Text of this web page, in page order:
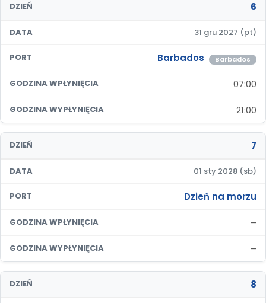
DZIEŃ 6
DATA 31 gru 2027 (pt)
PORT Barbados Barbados
GODZINA WPŁYNIĘCIA 07:00
GODZINA WYPŁYNIĘCIA 21:00
DZIEŃ 7
DATA 01 sty 2028 (sb)
PORT Dzień na morzu
GODZINA WPŁYNIĘCIA –
GODZINA WYPŁYNIĘCIA –
DZIEŃ 8